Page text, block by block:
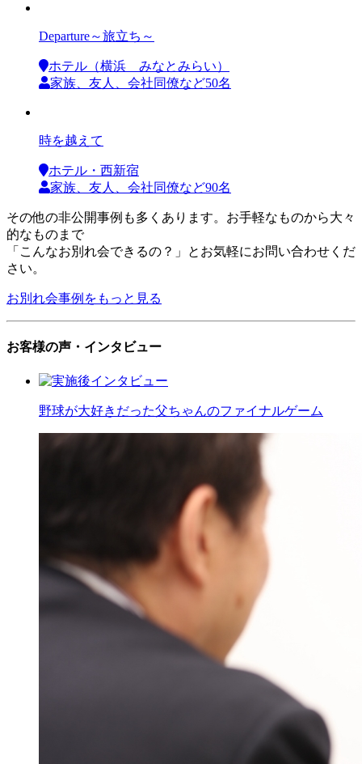
Departure～旅立ち～
ホテル（横浜 みなとみらい）
家族、友人、会社同僚など50名
時を越えて
ホテル・西新宿
家族、友人、会社同僚など90名
その他の非公開事例も多くあります。お手軽なものから大々
的なものまで
「こんなお別れ会できるの？」とお気軽にお問い合わせくだ
さい。
お別れ会事例をもっと見る
お客様の声・インタビュー
野球が大好きだった父ちゃんのファイナルゲーム